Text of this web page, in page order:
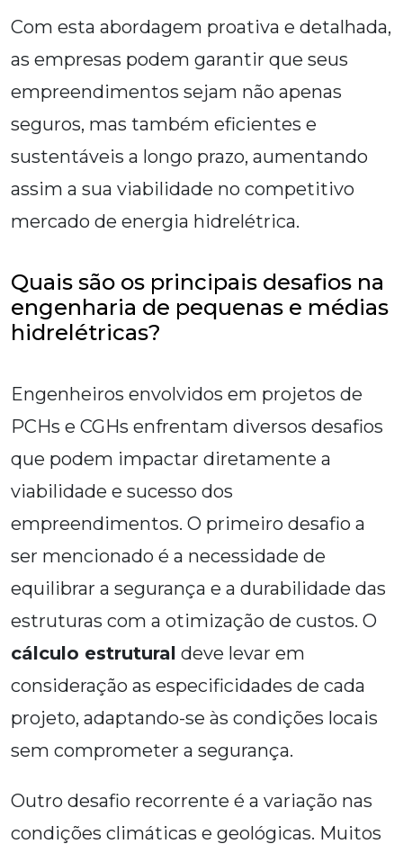
Com esta abordagem proativa e detalhada,
as empresas podem garantir que seus
empreendimentos sejam não apenas
seguros, mas também eficientes e
sustentáveis a longo prazo, aumentando
assim a sua viabilidade no competitivo
mercado de energia hidrelétrica.
Quais são os principais desafios na
engenharia de pequenas e médias
hidrelétricas?
Engenheiros envolvidos em projetos de
PCHs e CGHs enfrentam diversos desafios
que podem impactar diretamente a
viabilidade e sucesso dos
empreendimentos. O primeiro desafio a
ser mencionado é a necessidade de
equilibrar a segurança e a durabilidade das
estruturas com a otimização de custos. O
cálculo estrutural deve levar em
consideração as especificidades de cada
projeto, adaptando-se às condições locais
sem comprometer a segurança.
Outro desafio recorrente é a variação nas
condições climáticas e geológicas. Muitos